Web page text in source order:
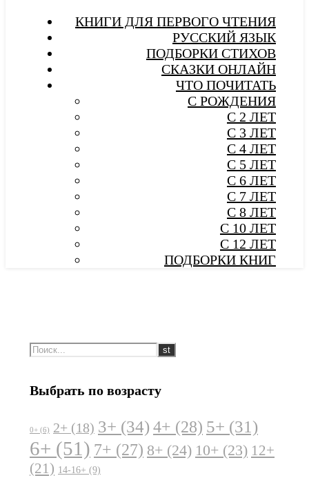
КНИГИ ДЛЯ ПЕРВОГО ЧТЕНИЯ
РУССКИЙ ЯЗЫК
ПОДБОРКИ СТИХОВ
СКАЗКИ ОНЛАЙН
ЧТО ПОЧИТАТЬ
С РОЖДЕНИЯ
С 2 ЛЕТ
С 3 ЛЕТ
С 4 ЛЕТ
С 5 ЛЕТ
С 6 ЛЕТ
С 7 ЛЕТ
С 8 ЛЕТ
С 10 ЛЕТ
С 12 ЛЕТ
ПОДБОРКИ КНИГ
Выбрать по возрасту
0+ (6) 2+ (18) 3+ (34) 4+ (28) 5+ (31)
6+ (51) 7+ (27) 8+ (24) 10+ (23) 12+
(21) 14-16+ (9)